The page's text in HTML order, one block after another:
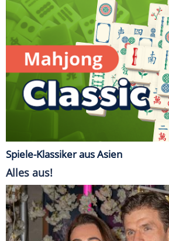
Spiele-Klassiker aus Asien
Alles aus!